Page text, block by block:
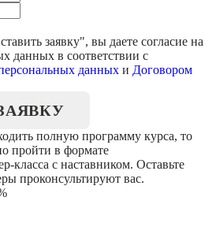
заявку", вы даете согласие на
данных в соответствии с
данных и Договором
полную программу курса, то
пройти в формате
класса с наставником. Оставьте
проконсультируют вас.